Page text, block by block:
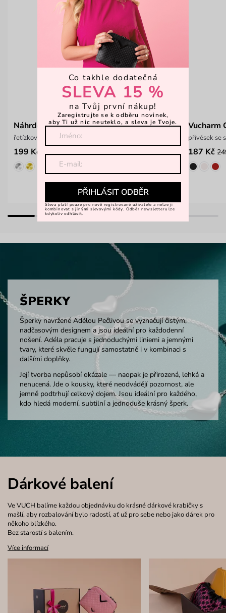
Náhrdelník Stellara Rose Gold
řetízkový náhrdelník s motivem mašličky
199 Kč 349 Kč
Vucharm
přívěsek se
187 Kč
ŠPERKY
Šperky navržené Adélou Pečlivou se vyznačují čistým,
nadčasovým designem a jsou ideální pro každodenní
nošení. Adéla pracuje s jednoduchými liniemi a jemnými
tvary, které skvěle fungují samostatně i v kombinaci s
dalšími doplňky.
Její tvorba nepůsobí okázale — naopak je přirozená, lehká a
nenucená. Jde o kousky, které neodvádějí pozornost, ale
jemně podtrhují celkový dojem. Jsou ideální pro každého,
kdo hledá moderní, subtilní a jednoduše krásný šperk.
Dárkové balení
Ve VUCH balíme každou objednávku do krásné dárkové krabičky s
mašlí, aby rozbalování bylo radostí, ať už pro sebe nebo jako dárek pro
někoho blízkého.
Bez starostí s balením.
Více informací
Co takhle dodatečná
SLEVA 15 %
na Tvůj první nákup!
Zaregistrujte se k odběru novinek,
aby Ti už nic neuteklo, a sleva je Tvoje.
PŘIHLÁSIT ODBĚR
Sleva platí pouze pro nově registrované uživatele a nelze ji
kombinovat s jinými slevovými kódy. Odběr newsletteru lze
kdykoliv odhlásit.